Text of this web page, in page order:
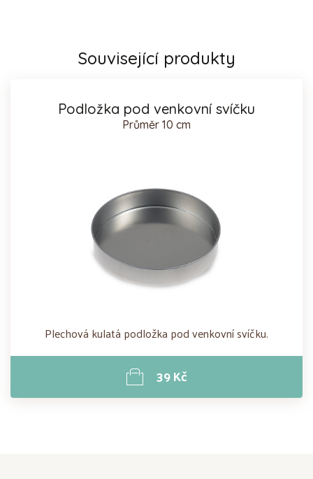
Související produkty
Podložka pod venkovní svíčku
Průměr 10 cm
Plechová kulatá podložka pod venkovní svíčku.
39 Kč